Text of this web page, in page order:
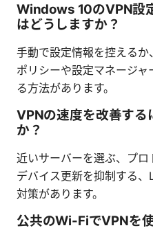
Windows 10のVPN設
はどうしますか？
手動で設定情報を控える
ポリシーや設定マネージ
る方法があります。
VPNの速度を改善する
か？
近いサーバーを選ぶ、プ
デバイス更新を抑制する
対策があります。
公共のWi-FiでVPNを